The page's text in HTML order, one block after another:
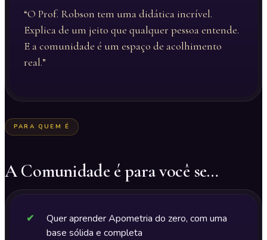
“O Prof. Robson tem uma didática incrível.
Explica de um jeito que qualquer pessoa entende.
E a comunidade é um espaço de acolhimento
real.”
PARA QUEM É
A Comunidade é para você se…
✔
Quer aprender Apometria do zero, com uma
base sólida e completa